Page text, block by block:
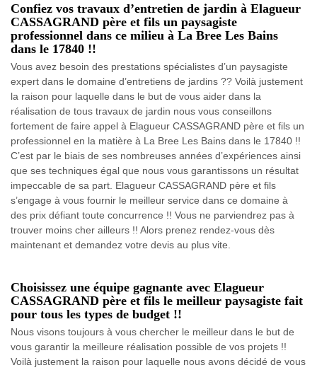
Confiez vos travaux d’entretien de jardin à Elagueur
CASSAGRAND père et fils un paysagiste
professionnel dans ce milieu à La Bree Les Bains
dans le 17840 !!
Vous avez besoin des prestations spécialistes d’un paysagiste
expert dans le domaine d’entretiens de jardins ?? Voilà justement
la raison pour laquelle dans le but de vous aider dans la
réalisation de tous travaux de jardin nous vous conseillons
fortement de faire appel à Elagueur CASSAGRAND père et fils un
professionnel en la matière à La Bree Les Bains dans le 17840 !!
C’est par le biais de ses nombreuses années d’expériences ainsi
que ses techniques égal que nous vous garantissons un résultat
impeccable de sa part. Elagueur CASSAGRAND père et fils
s’engage à vous fournir le meilleur service dans ce domaine à
des prix défiant toute concurrence !! Vous ne parviendrez pas à
trouver moins cher ailleurs !! Alors prenez rendez-vous dès
maintenant et demandez votre devis au plus vite.
Choisissez une équipe gagnante avec Elagueur
CASSAGRAND père et fils le meilleur paysagiste fait
pour tous les types de budget !!
Nous visons toujours à vous chercher le meilleur dans le but de
vous garantir la meilleure réalisation possible de vos projets !!
Voilà justement la raison pour laquelle nous avons décidé de vous